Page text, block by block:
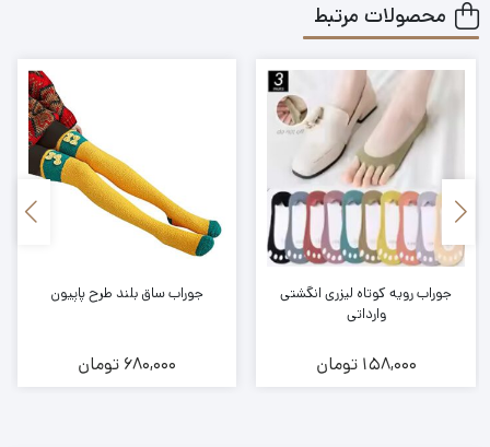
محصولات مرتبط
جوراب رویه کوتاه لیزری انگشتی
وارداتی
158,000 تومان
جوراب ساق بلند طرح پاپیون
680,000 تومان